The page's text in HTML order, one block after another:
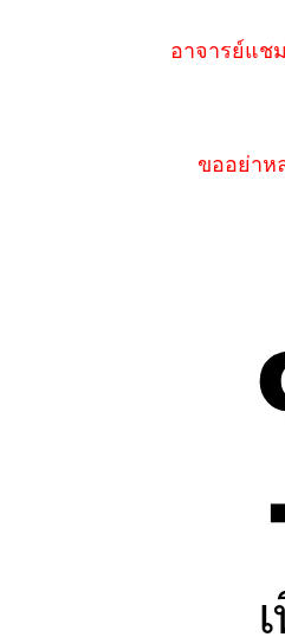
อาจารย์แช
ขออย่าห